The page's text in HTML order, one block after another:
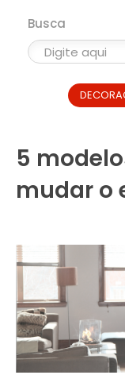
Busca
5
mudar o